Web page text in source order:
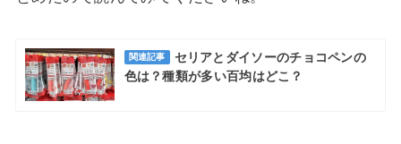
関連記事
セリアとダイソーのチョコペンの
色は？種類が多い百均はどこ？